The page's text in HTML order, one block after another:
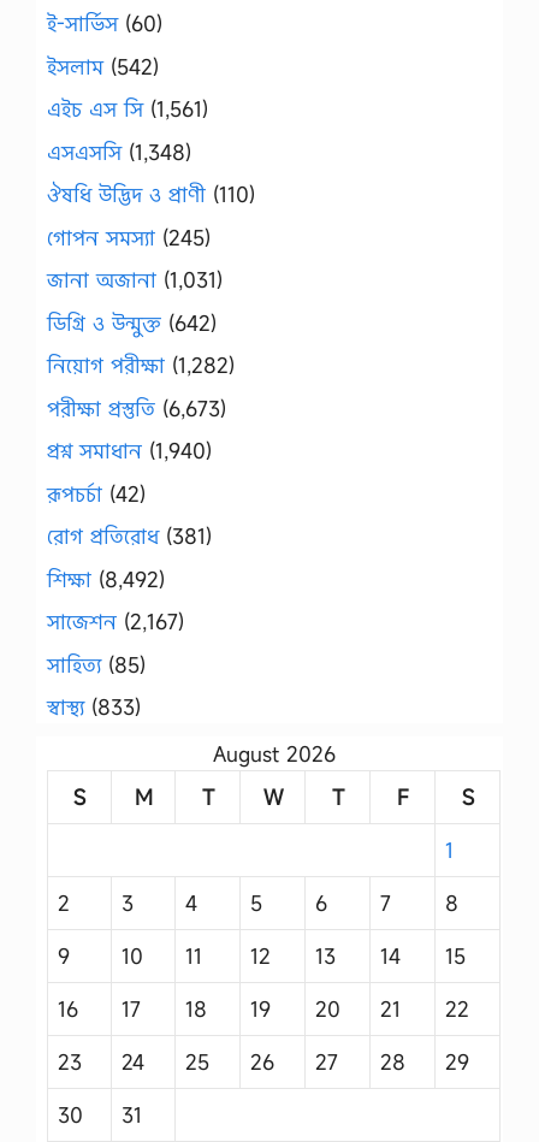
ই-সার্ভিস(60)
ইসলাম(542)
এইচ এস সি(1,561)
এসএসসি(1,348)
ঔষধি উদ্ভিদ ও প্রাণী (110)
গোপন সমস্যা (245)
জানা অজানা (1,031)
ডিগ্রি ও উন্মুক্ত (642)
নিয়োগ পরীক্ষা (1,282)
পরীক্ষা প্রস্তুতি (6,673)
প্রশ্ন সমাধান (1,940)
রূপচর্চা (42)
রোগ প্রতিরোধ(381)
শিক্ষা (8,492)
সাজেশন (2,167)
সাহিত্য(85)
স্বাস্থ্য(833)
August 2026
S
M T W T F
S
1
2
3 4 5 6 7
8
9
10 11 12 13 14
15
16
17 18 19 20 21
22
23
24 25 26 27 28
29
30
31